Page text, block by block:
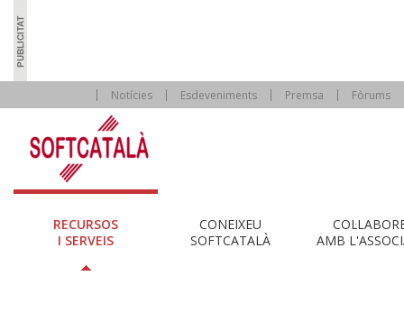
Notícies Esdeveniments Premsa Fòrums
RECURSOS
I SERVEIS
CONEIXEU
SOFTCATALÀ
AMB